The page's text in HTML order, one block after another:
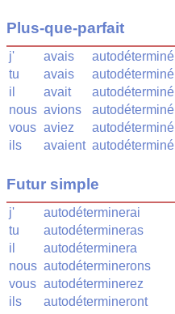
Plus-que-parfait
j' avais
autodéterminé
tu
avais
autodéterminé
il
avait
autodéterminé
nous avions
autodéterminé
vous aviez
autodéterminé
ils
avaient autodéterminé
Futur simple
j'
autodéterminerai
tu
autodétermineras
il
autodéterminera
nous autodéterminerons
vous autodéterminerez
ils
autodétermineront